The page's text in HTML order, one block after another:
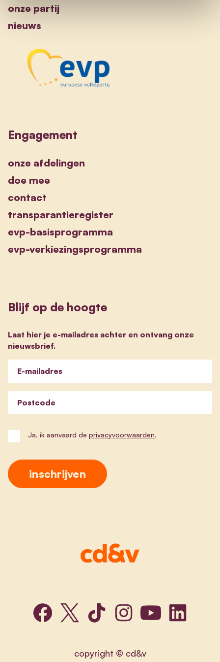
onze partij
nieuws
Engagement
onze afdelingen
doe mee
contact
transparantieregister
evp-basisprogramma
evp-verkiezingsprogramma
Blijf op de hoogte
Laat hier je e-mailadres achter en ontvang onze
nieuwsbrief.
E-mailadres
Postcode
Ja, ik aanvaard de privacyvoorwaarden.
copyright © cd&v